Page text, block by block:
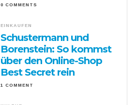
0 COMMENTS
EINKAUFEN
Schustermann und
Borenstein: So kommst
über den Online-Shop
Best Secret rein
1 COMMENT